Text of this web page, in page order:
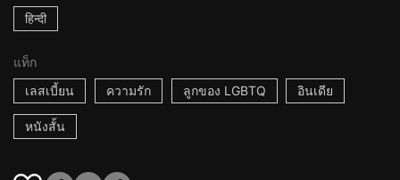
हिन्दी
แท็ก
เลสเบี้ยน
ความรัก ลูกของ LGBTQ อินเดีย
หนังสั้น